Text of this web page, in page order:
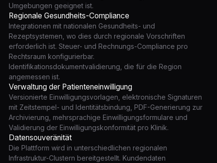
Umgebungen geeignet ist.
Regionale Gesundheits-Compliance
Integrationen mit nationalen Gesundheits- und
Rezeptsystemen, wo dies durch regionale Vorschriften
erforderlich ist. Steuer- und Rechnungs-Compliance pro
Rechtsraum konfigurierbar.
Identifikationsdokumentvalidierung, die für die Region
angemessen ist.
Verwaltung der Patienteneinwilligung
Versionierte Einwilligungsvorlagen, elektronische Signaturen
mit Zeitstempel- und Identitätsbindung, PDF-Generierung zur
Archivierung, mehrsprachige Einwilligungsformulare und
Validierung der Einwilligungskonformität pro Klinik.
Datensouveränität
Die Plattform wird in unterschiedlichen regionalen
Infrastruktur-Clustern bereitgestellt. Kundendaten